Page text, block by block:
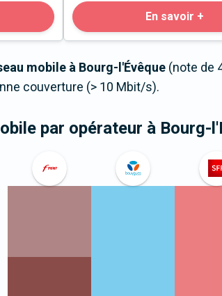
En savoir +
mobile à Bourg-l'Évêque (note de
couverture (> 10 Mbit/s).
par opérateur à Bourg-